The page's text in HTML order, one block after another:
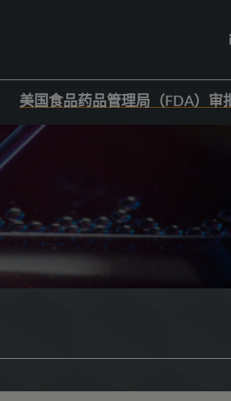
美国食品药品管理局（FDA）审